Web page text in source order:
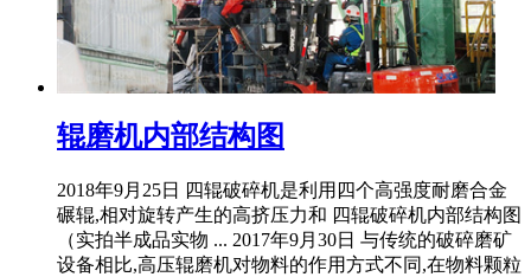
辊磨机内部结构图
2018年9月25日 四辊破碎机是利用四个高强度耐磨合金
碾辊,相对旋转产生的高挤压力和 四辊破碎机内部结构图
（实拍半成品实物 ... 2017年9月30日 与传统的破碎磨矿
设备相比,高压辊磨机对物料的作用方式不同,在物料颗粒